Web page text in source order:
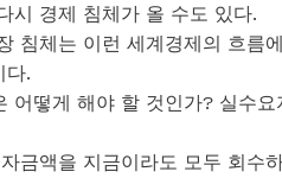
시 경제 침체가 올 수도 있다.
침체는 이런 세계경제의 흐름
다.
어떻게 해야 할 것인가? 실수
금액을 지금이라도 모두 회수